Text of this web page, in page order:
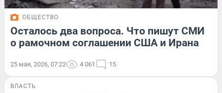
ОБЩЕСТВО
Осталось два вопроса. Что пишут СМИ
о рамочном соглашении США и Ирана
25 мая, 2026, 07:22 4 061 15
ВЛАСТЬ